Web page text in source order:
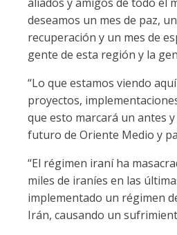
deseamos un mes de paz,
recuperación y un mes de
gente de esta región y la
“Lo que estamos viendo
proyectos,
que esto marcará un antes
futuro de Oriente Medio y
“El régimen iraní ha
miles de iraníes en las
implementado un régimen
Irán, causando un